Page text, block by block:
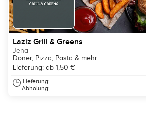
Laziz Grill & Greens
Jena
Döner, Pizza, Pasta & mehr
Lieferung: ab 1,50 €
Lieferung:
Abholung: